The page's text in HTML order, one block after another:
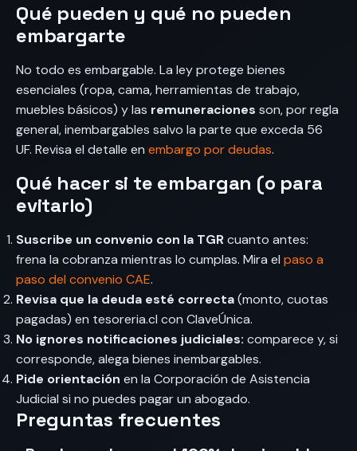
Qué pueden y qué no pueden
embargarte
No todo es embargable. La ley protege bienes
esenciales (ropa, cama, herramientas de trabajo,
muebles básicos) y las remuneraciones son, por regla
general, inembargables salvo la parte que exceda 56
UF. Revisa el detalle en embargo por deudas.
Qué hacer si te embargan (o para
evitarlo)
Suscribe un convenio con la TGRcuanto antes:
frena la cobranza mientras lo cumplas. Mira el paso a
paso del convenio CAE.
Revisa que la deuda esté correcta(monto, cuotas
pagadas) en tesoreria.cl con ClaveÚnica.
No ignores notificaciones judiciales: comparece y, si
corresponde, alega bienes inembargables.
Pide orientación en la Corporación de Asistencia
Judicial si no puedes pagar un abogado.
Preguntas frecuentes